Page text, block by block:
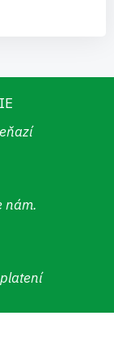
nám.